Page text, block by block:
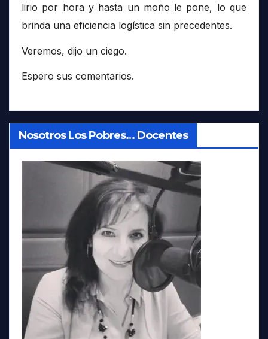
lirio por hora y hasta un moño le pone, lo que
brinda una eficiencia logística sin precedentes.
Veremos, dijo un ciego.
Espero sus comentarios.
Nosotros Los Pobres… Docentes